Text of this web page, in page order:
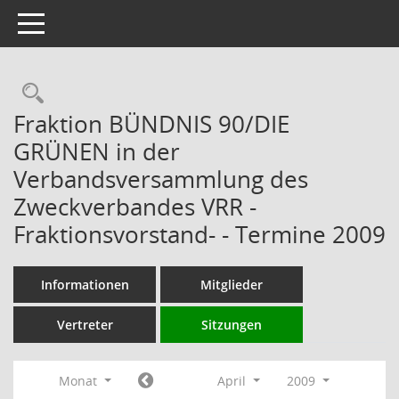
Toggle navigation
Rechercheauswahl
Fraktion BÜNDNIS 90/DIE
GRÜNEN in der
Verbandsversammlung des
Zweckverbandes VRR -
Fraktionsvorstand- - Termine 2009
Informationen Mitglieder
Vertreter Sitzungen
Monat April
2009